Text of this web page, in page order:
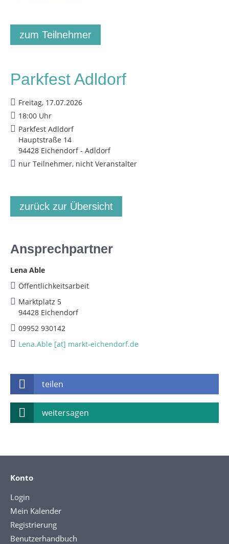
zum Teilnehmer
Parkfest Adldorf
Freitag, 17.07.2026
18:00 Uhr
Parkfest Adldorf
Hauptstraße 14
94428 Eichendorf - Adldorf
nur Teilnehmer, nicht Veranstalter
zurück zur Übersicht
Ansprechpartner
Lena Able
Öffentlichkeitsarbeit
Marktplatz 5
94428 Eichendorf
09952 930142
Lena.Able [at] markt-eichendorf.de
teilen
weitersagen
Konto
Login
Mein Kalender
Registrierung
Benutzerhandbuch